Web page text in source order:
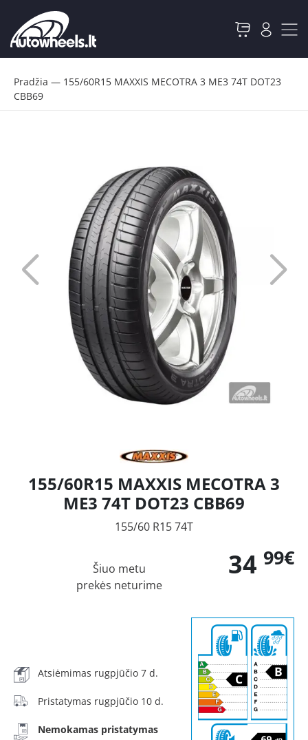
Pradžia — 155/60R15 MAXXIS MECOTRA 3 ME3 74T DOT23
CBB69
155/60R15 MAXXIS MECOTRA 3
ME3 74T DOT23 CBB69
155/60 R15 74T
34 99€
Šiuo metu
prekės neturime
Atsiėmimas rugpjūčio 7 d.
Pristatymas rugpjūčio 10 d.
Nemokamas pristatymas